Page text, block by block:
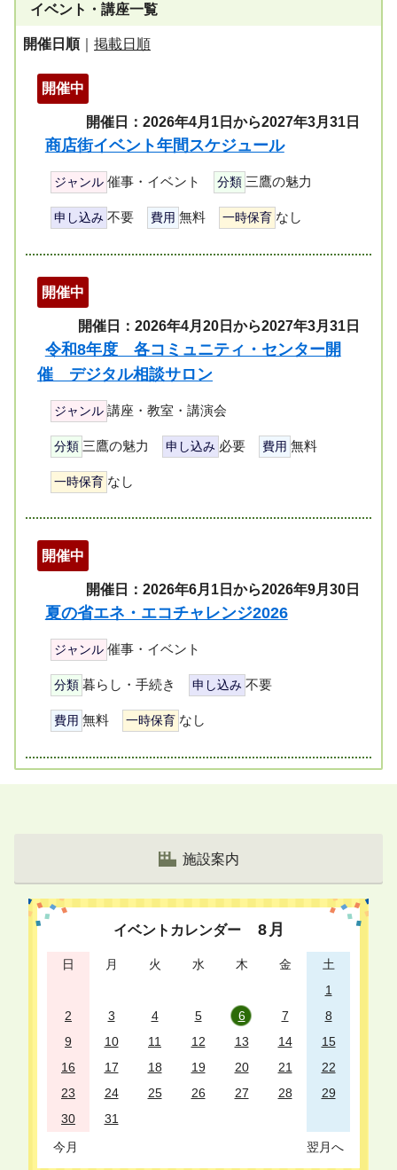
イベント・講座一覧
開催日順｜ 掲載日順
開催中
開催日：2026年4月1日から2027年3月31日
商店街イベント年間スケジュール
ジャンル 催事・イベント 分類 三鷹の魅力
申し込み 不要 費用 無料 一時保育 なし
開催中
開催日：2026年4月20日から2027年3月31日
令和8年度 各コミュニティ・センター開
催 デジタル相談サロン
ジャンル 講座・教室・講演会
分類 三鷹の魅力 申し込み 必要 費用 無料
一時保育 なし
開催中
開催日：2026年6月1日から2026年9月30日
夏の省エネ・エコチャレンジ2026
ジャンル 催事・イベント
分類 暮らし・手続き 申し込み 不要
費用 無料 一時保育 なし
施設案内
イベントカレンダー 8 月
日 月 火 水 木 金
土
1
2
3 4 5 6 7
8
9
10 11 12 13 14
15
16
17 18 19 20 21
22
23
24 25 26 27 28
29
30
31
今月 翌月へ